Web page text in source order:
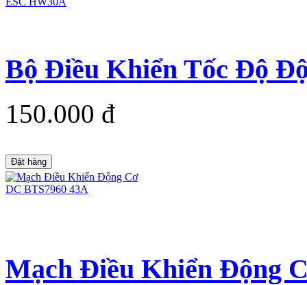
Bộ Điều Khiển Tốc Độ
150.000 đ
Đặt hàng
Mạch Điều Khiển Động